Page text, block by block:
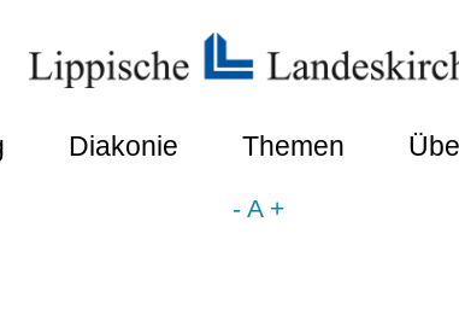
Diakonie Themen
- A +